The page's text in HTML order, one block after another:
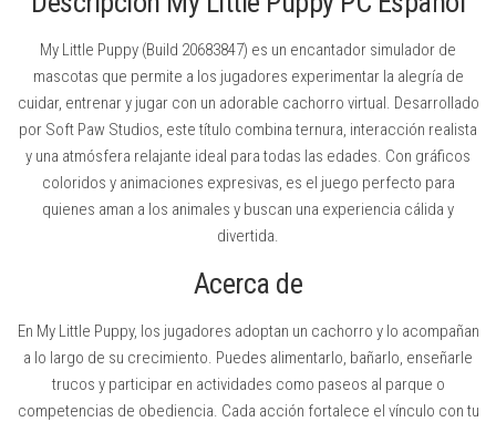
My Little Puppy (Build 20683847) es un encantador simulador de
mascotas que permite a los jugadores experimentar la alegría de
cuidar, entrenar y jugar con un adorable cachorro virtual. Desarrollado
por Soft Paw Studios, este título combina ternura, interacción realista
y una atmósfera relajante ideal para todas las edades. Con gráficos
coloridos y animaciones expresivas, es el juego perfecto para
quienes aman a los animales y buscan una experiencia cálida y
divertida.
Acerca de
En My Little Puppy, los jugadores adoptan un cachorro y lo acompañan
a lo largo de su crecimiento. Puedes alimentarlo, bañarlo, enseñarle
trucos y participar en actividades como paseos al parque o
competencias de obediencia. Cada acción fortalece el vínculo con tu